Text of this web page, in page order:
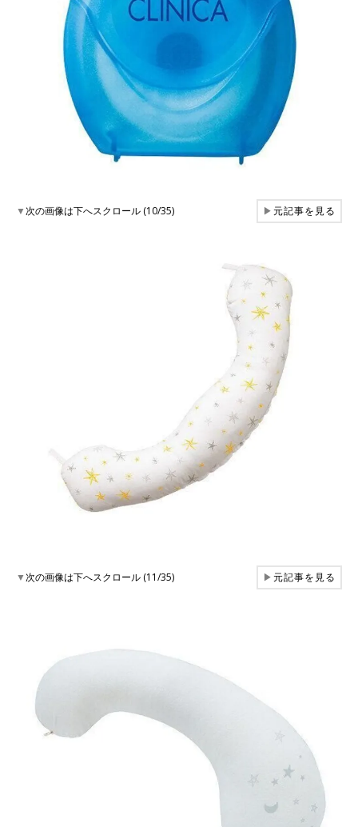
▼次の画像は下へスクロール (10/35) ▶元記事を見る
▼次の画像は下へスクロール (11/35) ▶元記事を見る